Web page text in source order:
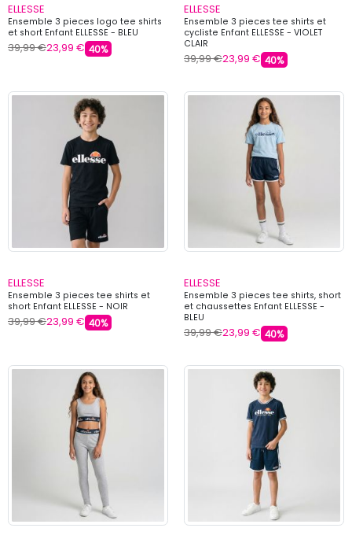
ELLESSE
Ensemble 3 pieces logo tee shirts
et short Enfant ELLESSE - BLEU
39,99 €23,99 € 40%
ELLESSE
Ensemble 3 pieces tee shirts et
cycliste Enfant ELLESSE - VIOLET
CLAIR
39,99 €23,99 € 40%
ELLESSE
Ensemble 3 pieces tee shirts et
short Enfant ELLESSE - NOIR
39,99 €23,99 € 40%
ELLESSE
Ensemble 3 pieces tee shirts, short
et chaussettes Enfant ELLESSE -
BLEU
39,99 €23,99 € 40%